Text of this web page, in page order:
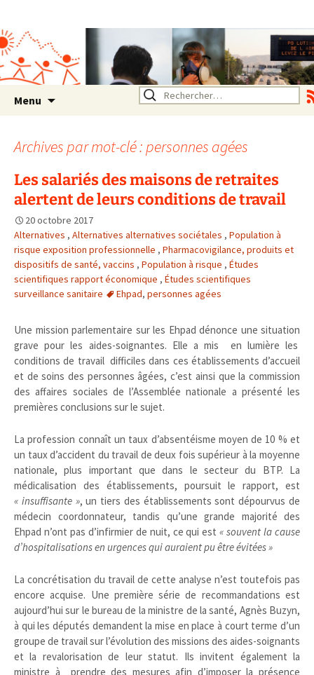
Rhône Alpes
Un environnement sain pour
la santé de tous
Menu Rechercher :
Archives par mot-clé : personnes agées
Les salariés des maisons de retraites
alertent de leurs conditions de travail
20 octobre 2017
Alternatives , Alternatives alternatives sociétales , Population à
risque exposition professionnelle , Pharmacovigilance, produits et
dispositifs de santé, vaccins , Population à risque , Études
scientifiques rapport économique , Études scientifiques
surveillance sanitaire
Ehpad, personnes agées
Une mission parlementaire sur les Ehpad dénonce une situation
grave pour les aides-soignantes. Elle a mis en lumière les
conditions de travail difficiles dans ces établissements d’accueil
et de soins des personnes âgées, c’est ainsi que la commission
des affaires sociales de l’Assemblée nationale a présenté les
premières conclusions sur le sujet.
La profession connaît un taux d’absentéisme moyen de 10 % et
un taux d’accident du travail de deux fois supérieur à la moyenne
nationale, plus important que dans le secteur du BTP. La
médicalisation des établissements, poursuit le rapport, est
« insuffisante », un tiers des établissements sont dépourvus de
médecin coordonnateur, tandis qu’une grande majorité des
Ehpad n’ont pas d’infirmier de nuit, ce qui est« souvent la cause
d’hospitalisations en urgences qui auraient pu être évitées »
La concrétisation du travail de cette analyse n’est toutefois pas
encore acquise. Une première série de recommandations est
aujourd’hui sur le bureau de la ministre de la santé, Agnès Buzyn,
à qui les députés demandent la mise en place à court terme d’un
groupe de travail sur l’évolution des missions des aides-soignants
et la revalorisation de leur statut. Ils invitent également la
ministre à prendre des mesures afin d’imposer la présence